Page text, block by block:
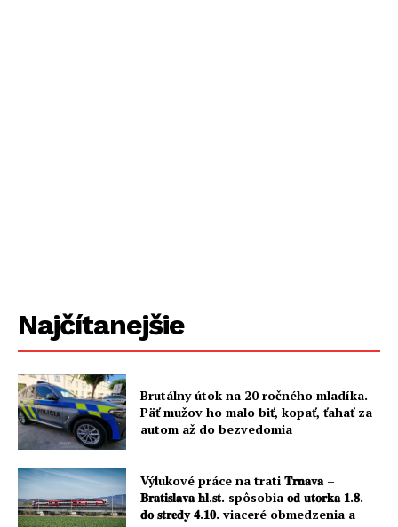
Najčítanejšie
Brutálny útok na 20 ročného mladíka.
Päť mužov ho malo biť, kopať, ťahať za
autom až do bezvedomia
Výlukové práce na trati 𝐓𝐫𝐧𝐚𝐯𝐚 –
𝐁𝐫𝐚𝐭𝐢𝐬𝐥𝐚𝐯𝐚 𝐡𝐥.𝐬𝐭. spôsobia 𝐨𝐝 𝐮𝐭𝐨𝐫𝐤𝐚 𝟏.𝟖.
𝐝𝐨 𝐬𝐭𝐫𝐞𝐝𝐲 𝟒.𝟏𝟎. viaceré obmedzenia a